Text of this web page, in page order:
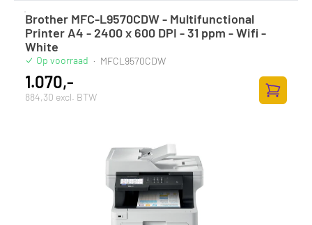
Brother MFC-L9570CDW - Multifunctional
Printer A4 - 2400 x 600 DPI - 31 ppm - Wifi -
White
Op voorraad · MFCL9570CDW
1.070,-
884,30 excl. BTW
Zum